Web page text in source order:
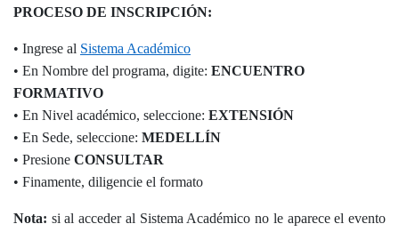
PROCESO DE INSCRIPCIÓN:
• Ingrese al Sistema Académico
• En Nombre del programa, digite: ENCUENTRO
FORMATIVO
• En Nivel académico, seleccione: EXTENSIÓN
• En Sede, seleccione: MEDELLÍN
• Presione CONSULTAR
• Finamente, diligencie el formato
Nota: si al acceder al Sistema Académico no le aparece el evento